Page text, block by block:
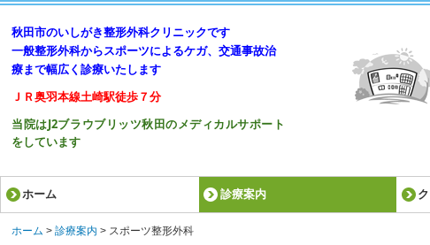
秋田市のいしがき整形外科クリニックです
一般整形外科からスポーツによるケガ、交通事故治
療まで幅広く診療いたします
ＪＲ奥羽本線土崎駅徒歩７分
当院はJ2ブラウブリッツ秋田のメディカルサポート
をしています
ホーム 診療案内
ホーム 診療案内 スポーツ整形外科